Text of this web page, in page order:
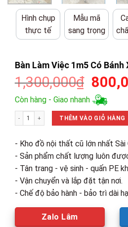
Hình chụp
thực tế
Mẫu mã
sang trọng
Bàn Làm Việc 1m5 Có Bánh
1,300,000₫ Giá
gốc
là:
Còn hàng - Giao nhanh
Bàn Làm Việc 1m5 Có Bánh Xe 1m5 Cũ số
THÊM VÀO GIỎ HÀNG
- Kho đồ nội thất cũ lớn nhất Sài
- Sản phẩm chất lượng luôn
- Tân trang - vệ sinh - quấn PE
- Vận chuyển và lắp đặt tận nơi.
- Chế độ bảo hành - bảo trì dài
Zalo Lâm